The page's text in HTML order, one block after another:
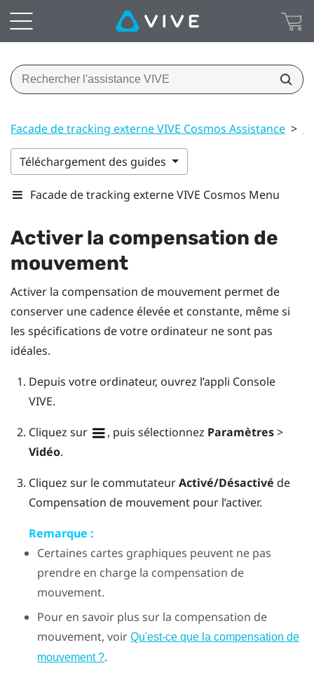
Facade de tracking externe VIVE Cosmos Assistance >
Téléchargement des guides
Facade de tracking externe VIVE Cosmos Menu
Activer la compensation de
mouvement
Activer la compensation de mouvement permet de
conserver une cadence élevée et constante, même si
les spécifications de votre ordinateur ne sont pas
idéales.
Depuis votre ordinateur, ouvrez l’appli Console
VIVE.
Cliquez sur
, puis sélectionnez Paramètres>
Vidéo.
Cliquez sur le commutateurActivé/Désactivé de
Compensation de mouvement pour l’activer.
Remarque :
Certaines cartes graphiques peuvent ne pas
prendre en charge la compensation de
mouvement.
Pour en savoir plus sur la compensation de
mouvement, voirQu'est-ce que la compensation de
mouvement ?.